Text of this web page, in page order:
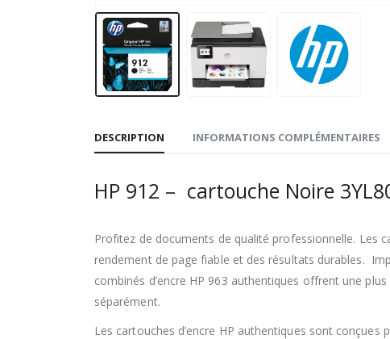
DESCRIPTION INFORMATIONS COMPLÉMENTAIRES
HP 912 – cartouche Noire
Profitez de documents de qualité professionnelle. Les
rendement de page fiable et des résultats durables.
combinés d’encre HP 963 authentiques offrent une
séparément.
Les cartouches d’encre HP authentiques sont